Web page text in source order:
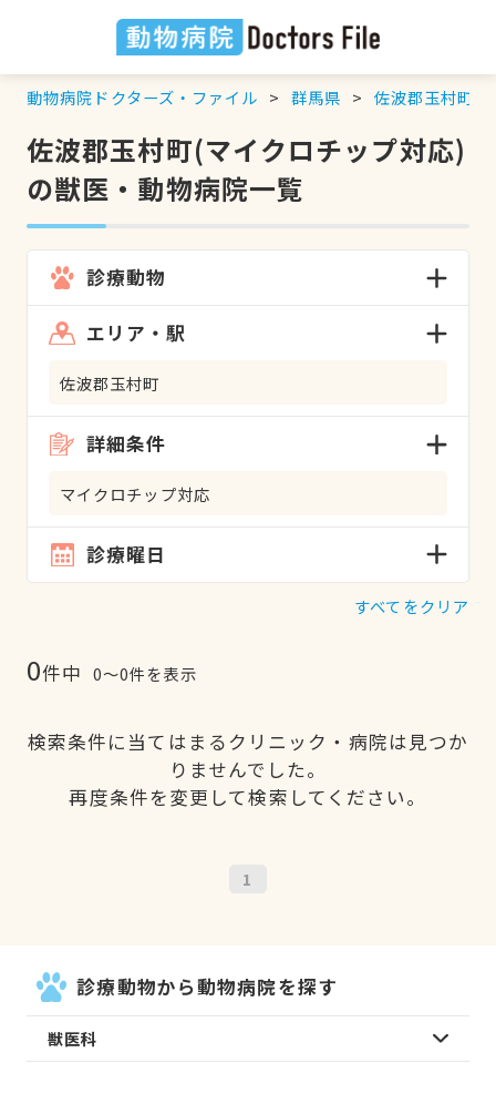
動物病院ドクターズ・ファイル 群馬県 佐波郡玉村町
佐波郡玉村町(マイクロチップ対応)
の獣医・動物病院一覧
診療動物
エリア・駅
佐波郡玉村町
詳細条件
マイクロチップ対応
診療曜日
すべてをクリア
0件中 0〜0件を表示
検索条件に当てはまるクリニック・病院は見つか
りませんでした。
再度条件を変更して検索してください。
1
診療動物から動物病院を探す
獣医科